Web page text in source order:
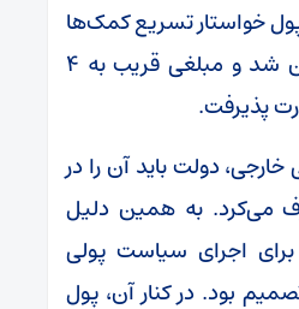
خواستار تسریع کمک‌ها
به بوسنی و هرزگوین شد و مبلغی قریب به ۴
پذیرفت.
دولت باید آن را در
می‌کرد. به همین دلیل
اجرای سیاست پولی
بود. در کنار آن، پول